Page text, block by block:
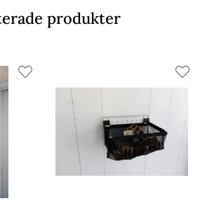
produkter